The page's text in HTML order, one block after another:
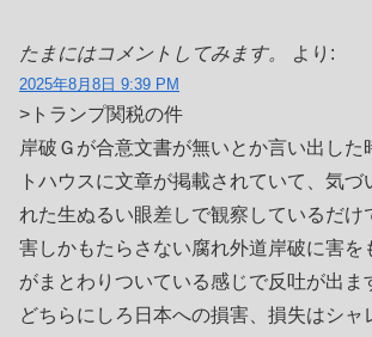
たまにはコメントしてみます。 より:
2025年8月8日 9:39 PM
>トランプ関税の件
岸破Ｇが合意文書が無いとか言い出した
トハウスに文章が掲載されていて、気づ
れた生ぬるい眼差しで観察しているだけ
害しかもたらさない腐れ外道岸破に害を
がまとわりついている感じで反吐が出ま
どちらにしろ日本への損害、損失はシャ